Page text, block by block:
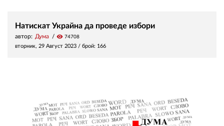
Натискат Украйна да проведе избори
автор: Дума visibility 74708
вторник, 29 Август 2023 / брой: 166